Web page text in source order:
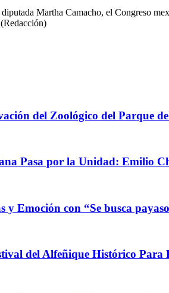
Martha Camacho, el Congreso
del Zoológico del Parque
Pasa por la Unidad: Emilio
y Emoción con “Se busca
del Alfeñique Histórico Para